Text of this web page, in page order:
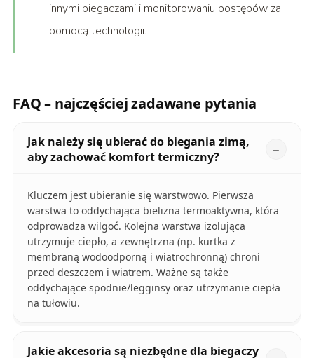
innymi biegaczami i monitorowaniu postępów za
pomocą technologii.
FAQ – najczęściej zadawane pytania
Jak należy się ubierać do biegania zimą,
aby zachować komfort termiczny?
Kluczem jest ubieranie się warstwowo. Pierwsza
warstwa to oddychająca bielizna termoaktywna, która
odprowadza wilgoć. Kolejna warstwa izolująca
utrzymuje ciepło, a zewnętrzna (np. kurtka z
membraną wodoodporną i wiatrochronną) chroni
przed deszczem i wiatrem. Ważne są także
oddychające spodnie/legginsy oraz utrzymanie ciepła
na tułowiu.
Jakie akcesoria są niezbędne dla biegaczy